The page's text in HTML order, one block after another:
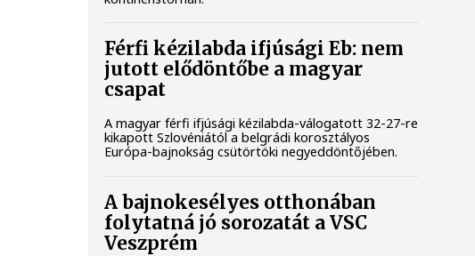
Férfi kézilabda ifjúsági Eb: nem
jutott elődöntőbe a magyar
csapat
A magyar férfi ifjúsági kézilabda-válogatott 32-27-re
kikapott Szlovéniától a belgrádi korosztályos
Európa-bajnokság csütörtöki negyeddöntőjében.
A bajnokesélyes otthonában
folytatná jó sorozatát a VSC
Veszprém